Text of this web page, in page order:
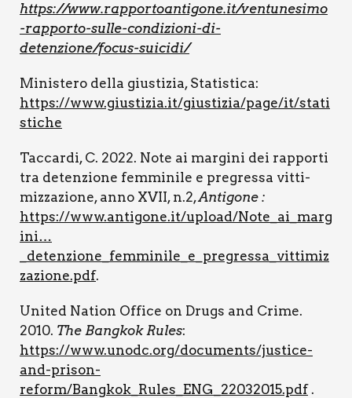
https://www.rapportoantigone.it/ventunesimo
-rapporto-sulle-condizioni-di-
detenzione/focus-suicidi/
Mini­ste­ro del­la giu­sti­zia, Sta­ti­sti­ca:
https://www.giustizia.it/giustizia/page/it/stati
stiche
Tac­car­di, C. 2022. Note ai mar­gi­ni dei rap­por­ti
tra deten­zio­ne fem­mi­ni­le e pre­gres­sa vit­ti­
miz­za­zio­ne, anno XVII, n.2,Anti­go­ne :
https://www.antigone.it/upload/Note_ai_marg
ini…
_detenzione_femminile_e_pregressa_vittimiz
zazione.pdf.
Uni­ted Nation Offi­ce on Drugs and Cri­me.
2010. The Ban­g­kok Rules:
https://www.unodc.org/documents/justice-
and-prison-
reform/Bangkok_Rules_ENG_22032015.pdf.